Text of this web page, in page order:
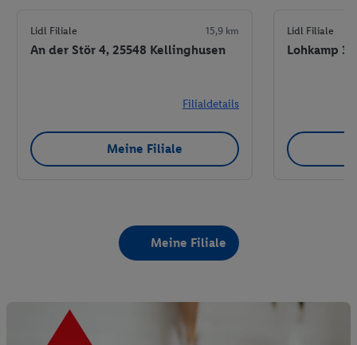
Lidl Filiale 15,9 km
An der Stör 4, 25548 Kellinghusen
Filialdetails
Meine Filiale
Lidl Filiale
Lohkamp
Meine Filiale